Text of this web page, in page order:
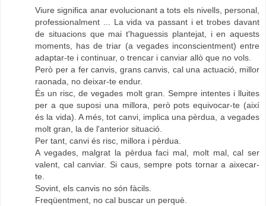
Viure significa anar evolucionant a tots els nivells, personal,
professionalment ... La vida va passant i et trobes davant
de situacions que mai t'haguessis plantejat, i en aquests
moments, has de triar (a vegades inconscientment) entre
adaptar-te i continuar, o trencar i canviar allò que no vols.
Però per a fer canvis, grans canvis, cal una actuació, millor
raonada, no deixar-te endur.
És un risc, de vegades molt gran. Sempre intentes i lluites
per a que suposi una millora, però pots equivocar-te (així
és la vida). A més, tot canvi, implica una pèrdua, a vegades
molt gran, la de l'anterior situació.
Per tant, canvi és risc, millora i pèrdua.
A vegades, malgrat la pèrdua faci mal, molt mal, cal ser
valent, cal canviar. Si caus, sempre pots tornar a aixecar-
te.
Sovint, els canvis no són fàcils.
Freqüentment, no cal buscar un perquè.